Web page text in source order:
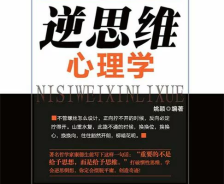
3C家電 運動休閒 親子玩具
男裝 化妝保養
HOT